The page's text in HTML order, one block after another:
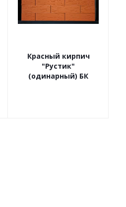
Красный кирпич
"Рустик"
(одинарный) БК